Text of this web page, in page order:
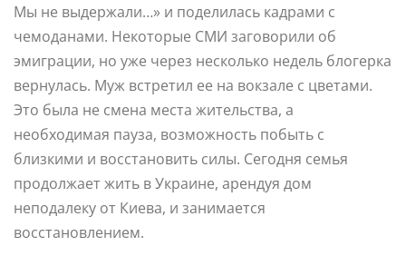
Мы не выдержали…» и поделилась кадрами с
чемоданами. Некоторые СМИ заговорили об
эмиграции, но уже через несколько недель блогерка
вернулась. Муж встретил ее на вокзале с цветами.
Это была не смена места жительства, а
необходимая пауза, возможность побыть с
близкими и восстановить силы. Сегодня семья
продолжает жить в Украине, арендуя дом
неподалеку от Киева, и занимается
восстановлением.